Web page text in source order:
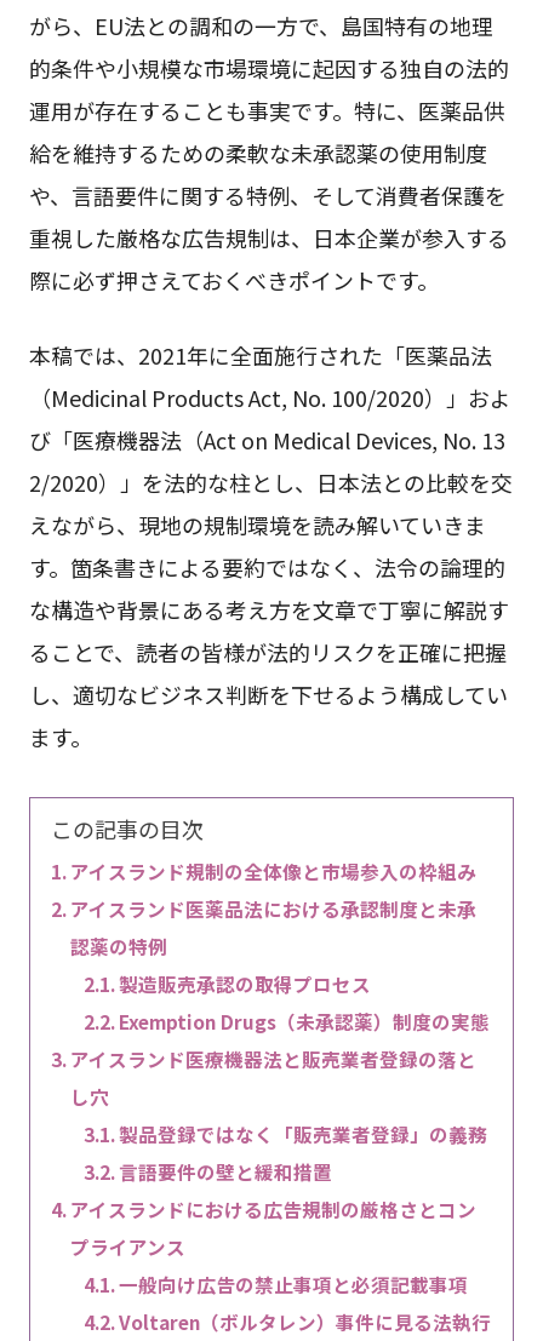
がら、EU法との調和の一方で、島国特有の地理
的条件や小規模な市場環境に起因する独自の法的
運用が存在することも事実です。特に、医薬品供
給を維持するための柔軟な未承認薬の使用制度
や、言語要件に関する特例、そして消費者保護を
重視した厳格な広告規制は、日本企業が参入する
際に必ず押さえておくべきポイントです。
本稿では、2021年に全面施行された「医薬品法
（Medicinal Products Act, No. 100/2020）」およ
び「医療機器法（Act on Medical Devices, No. 13
2/2020）」を法的な柱とし、日本法との比較を交
えながら、現地の規制環境を読み解いていきま
す。箇条書きによる要約ではなく、法令の論理的
な構造や背景にある考え方を文章で丁寧に解説す
ることで、読者の皆様が法的リスクを正確に把握
し、適切なビジネス判断を下せるよう構成してい
ます。
この記事の目次
アイスランド規制の全体像と市場参入の枠組み
アイスランド医薬品法における承認制度と未承
認薬の特例
製造販売承認の取得プロセス
Exemption Drugs（未承認薬）制度の実態
アイスランド医療機器法と販売業者登録の落と
し穴
製品登録ではなく「販売業者登録」の義務
言語要件の壁と緩和措置
アイスランドにおける広告規制の厳格さとコン
プライアンス
一般向け広告の禁止事項と必須記載事項
Voltaren（ボルタレン）事件に見る法執行